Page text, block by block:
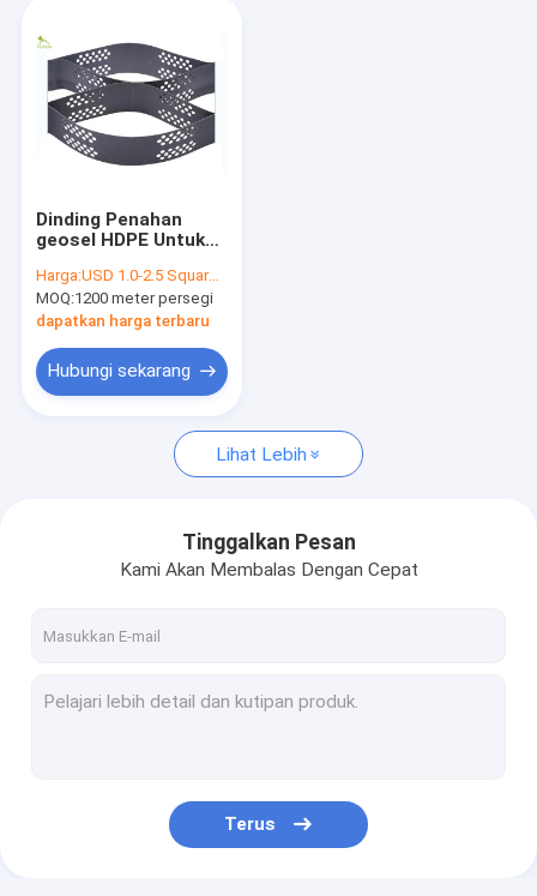
Mesin Las Geomembran HDPEPE
Mesin Manufaktur Roller Konveyor
Kabel Elektronik Sinyal
Dinding Penahan
geosel HDPE Untuk
Menahan Beban
Gravitasi
Harga:USD 1.0-2.5 Square Meter
MOQ:1200 meter persegi
dapatkan harga terbaru
Hubungi sekarang
Lihat Lebih
Tinggalkan Pesan
Kami Akan Membalas Dengan Cepat
Terus